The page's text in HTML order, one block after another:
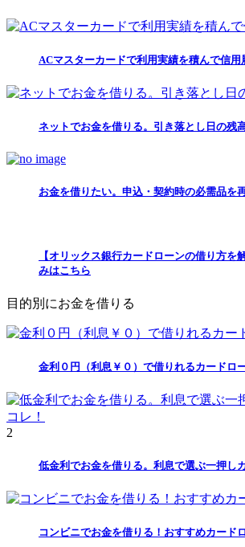
ACマスターカードで利用実績を積んで信用
ネットでお金を借りる。引き落とし日の残
お金を借りたい。申込・契約時の必需品を
【オリックス銀行カードローンの借り方を
みはこちら
目的別にお金を借りる
金利０円（利息￥０）で借りれるカードロ
2
低金利でお金を借りる。利息で選ぶ一押し
コンビニでお金を借りる！おすすめカード